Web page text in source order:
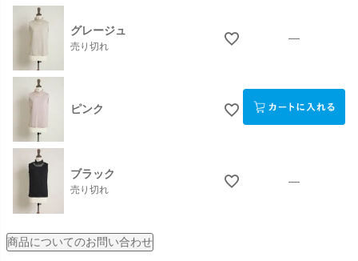
グレージュ
売り切れ
—
ピンク
ブラック
売り切れ
—
商品についてのお問い合わせ